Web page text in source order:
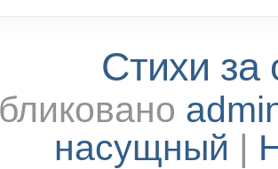
Стихи за
насущный |